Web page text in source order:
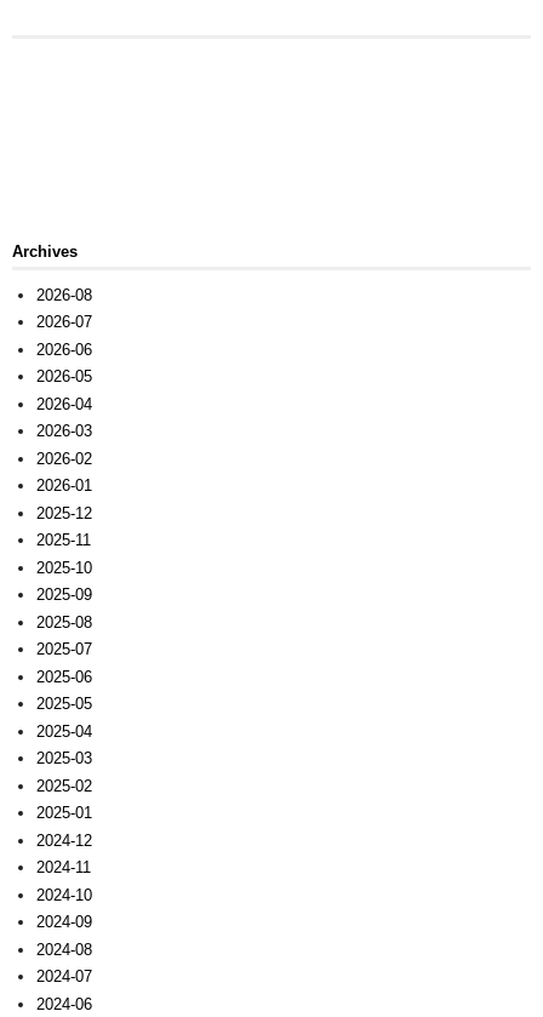
Archives
2026-08
2026-07
2026-06
2026-05
2026-04
2026-03
2026-02
2026-01
2025-12
2025-11
2025-10
2025-09
2025-08
2025-07
2025-06
2025-05
2025-04
2025-03
2025-02
2025-01
2024-12
2024-11
2024-10
2024-09
2024-08
2024-07
2024-06